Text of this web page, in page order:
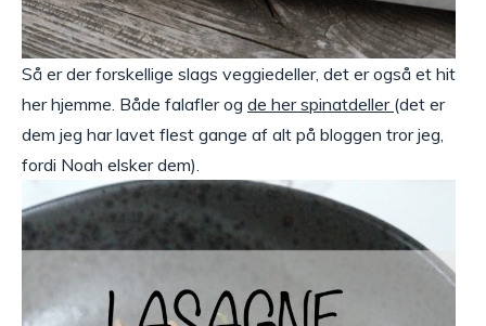
Så er der forskellige slags veggiedeller, det er også et hit
her hjemme. Både falafler og de her spinatdeller (det er
dem jeg har lavet flest gange af alt på bloggen tror jeg,
fordi Noah elsker dem).